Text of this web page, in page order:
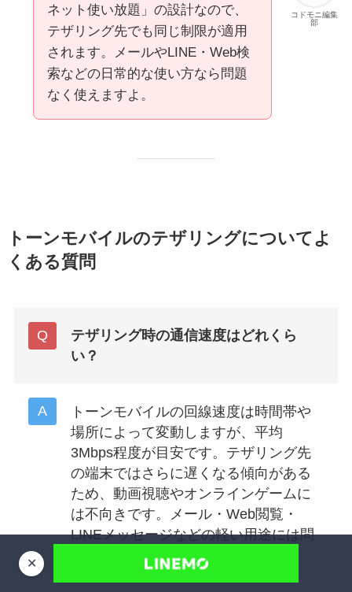
コドモニ編集
部
ネット使い放題」の設計なので、
テザリング先でも同じ制限が適用
されます。メールやLINE・Web検
索などの日常的な使い方なら問題
なく使えますよ。
トーンモバイルのテザリングについてよ
くある質問
テザリング時の通信速度はどれくら
い？
トーンモバイルの回線速度は時間帯や
場所によって変動しますが、平均
3Mbps程度が目安です。テザリング先
の端末ではさらに遅くなる傾向がある
ため、動画視聴やオンラインゲームに
は不向きです。メール・Web閲覧・
LINEメッセージなどの軽い用途には問
題なく使えます。
✕